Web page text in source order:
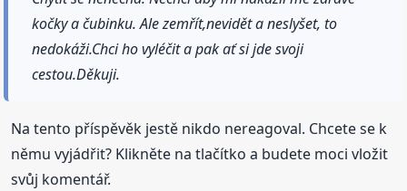
kočky a čubinku. Ale zemřít,nevidět a neslyšet, to
nedokáži.Chci ho vyléčit a pak ať si jde svoji
cestou.Děkuji.
Na tento příspěvěk jestě nikdo nereagoval. Chcete se k
němu vyjádřit? Klikněte na tlačítko a budete moci vložit
svůj komentář.